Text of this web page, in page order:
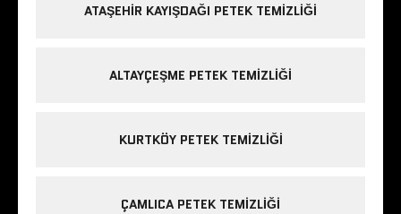
ATAŞEHIR KAYIŞDAĞI PETEK TEMIZLIĞI
ALTAYÇEŞME PETEK TEMIZLIĞI
KURTKÖY PETEK TEMIZLIĞI
ÇAMLICA PETEK TEMIZLIĞI